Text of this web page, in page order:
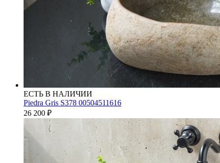
ЕСТЬ В НАЛИЧИИ
Piedra Gris S378 00504511616
26 200 ₽